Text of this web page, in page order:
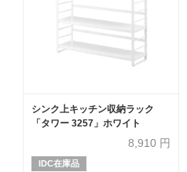
シンク上キッチン収納ラック
「タワー 3257」ホワイト
8,910 円
IDC在庫品